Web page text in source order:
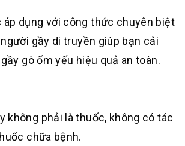
dụng với công thức chuyên biệt
gầy di truyền giúp bạn cải
gò ốm yếu hiệu quả an toàn.
không phải là thuốc, không có tác
chữa bệnh.